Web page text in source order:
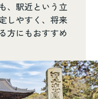
、駅近という立
しやすく、将来
方にもおすすめ